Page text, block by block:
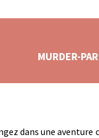
MURDER-
dans une aventure